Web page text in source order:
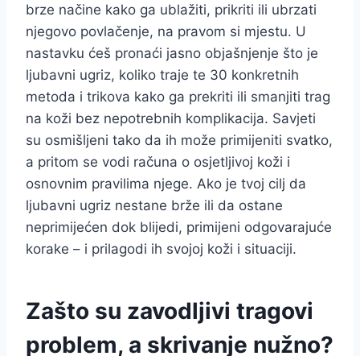
brze načine kako ga ublažiti, prikriti ili ubrzati
njegovo povlačenje, na pravom si mjestu. U
nastavku ćeš pronaći jasno objašnjenje što je
ljubavni ugriz, koliko traje te 30 konkretnih
metoda i trikova kako ga prekriti ili smanjiti trag
na koži bez nepotrebnih komplikacija. Savjeti
su osmišljeni tako da ih može primijeniti svatko,
a pritom se vodi računa o osjetljivoj koži i
osnovnim pravilima njege. Ako je tvoj cilj da
ljubavni ugriz nestane brže ili da ostane
neprimijećen dok blijedi, primijeni odgovarajuće
korake – i prilagodi ih svojoj koži i situaciji.
Zašto su zavodljivi tragovi
problem, a skrivanje nužno?